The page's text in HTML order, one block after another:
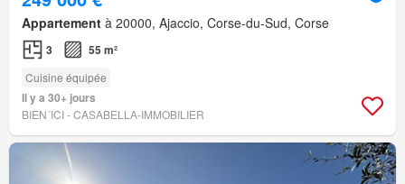
Appartement à 20000, Ajaccio, Corse-du-Sud, Corse
3 55 m²
Cuisine équipée
Il y a 30+ jours
BIEN´ICI - CASABELLA-IMMOBILIER